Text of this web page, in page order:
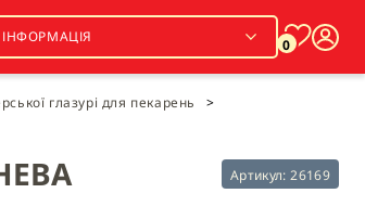
ІНФОРМАЦІЯ 0
глазурі для пекарень
>
Артикул:26169